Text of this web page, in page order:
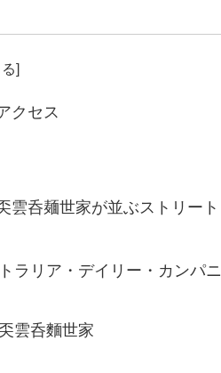
クセス
雲呑麺世家が並ぶストリート
ラリア・デイリー・カンパニ
雲呑麵世家